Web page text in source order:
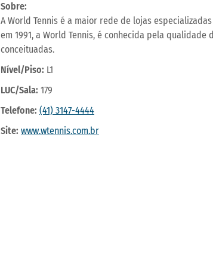
Sobre:
A World Tennis é a maior rede de lojas
em 1991, a World Tennis, é conhecida pela qualidade
conceituadas.
Nível/Piso: L1
LUC/Sala: 179
Telefone: (41) 3147-4444
Site: www.wtennis.com.br